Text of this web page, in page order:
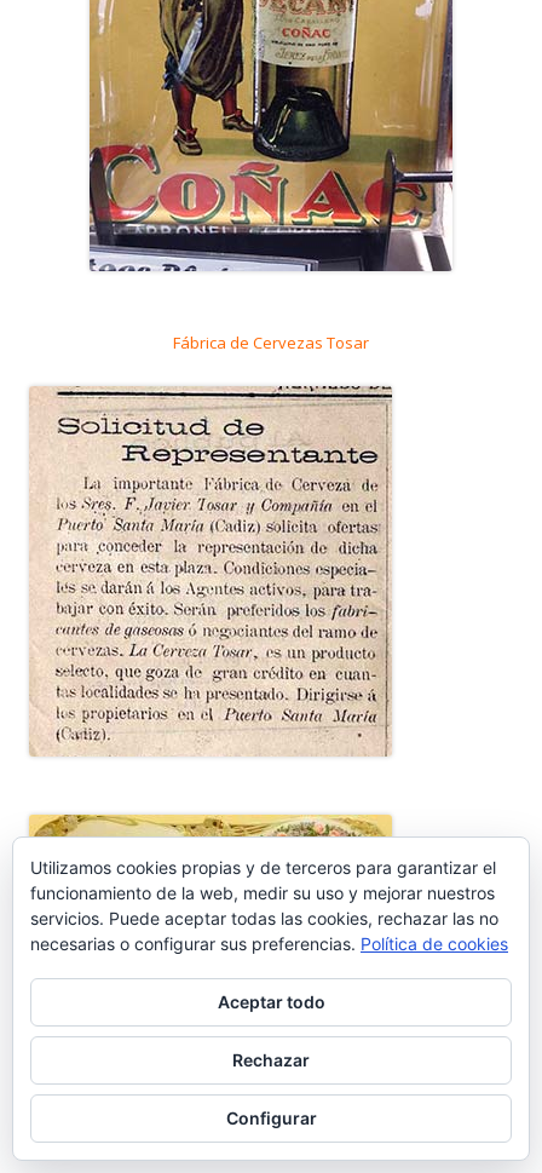
Fábrica de Cervezas Tosar
Utilizamos cookies propias y de terceros para garantizar el
funcionamiento de la web, medir su uso y mejorar nuestros
servicios. Puede aceptar todas las cookies, rechazar las no
necesarias o configurar sus preferencias. Política de cookies
Aceptar todo
Rechazar
Configurar